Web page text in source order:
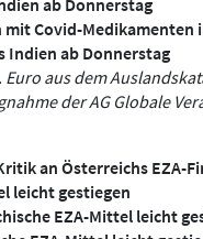
Covid-Medikamenten
Indien ab Donnerstag
aus dem
der AG Globale
an Österreichs EZA-
leicht gestiegen
EZA-Mittel leicht